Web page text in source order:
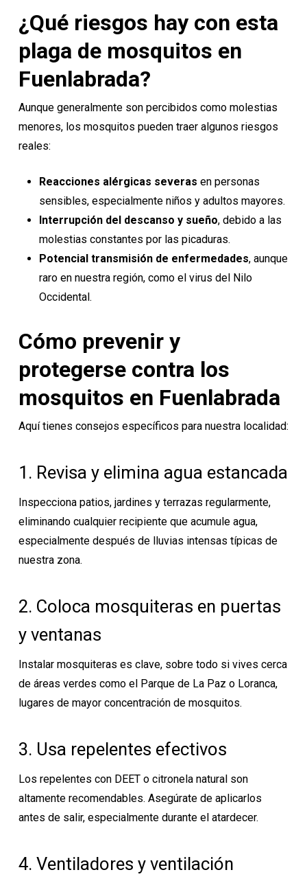
¿Qué riesgos hay con esta
plaga de mosquitos en
Fuenlabrada?
Aunque generalmente son percibidos como molestias
menores, los mosquitos pueden traer algunos riesgos
reales:
Reacciones alérgicas severas en personas
sensibles, especialmente niños y adultos mayores.
Interrupción del descanso y sueño, debido a las
molestias constantes por las picaduras.
Potencial transmisión de enfermedades, aunque
raro en nuestra región, como el virus del Nilo
Occidental.
Cómo prevenir y
protegerse contra los
mosquitos en Fuenlabrada
Aquí tienes consejos específicos para nuestra localidad:
1. Revisa y elimina agua estancada
Inspecciona patios, jardines y terrazas regularmente,
eliminando cualquier recipiente que acumule agua,
especialmente después de lluvias intensas típicas de
nuestra zona.
2. Coloca mosquiteras en puertas
y ventanas
Instalar mosquiteras es clave, sobre todo si vives cerca
de áreas verdes como el Parque de La Paz o Loranca,
lugares de mayor concentración de mosquitos.
3. Usa repelentes efectivos
Los repelentes con DEET o citronela natural son
altamente recomendables. Asegúrate de aplicarlos
antes de salir, especialmente durante el atardecer.
4. Ventiladores y ventilación